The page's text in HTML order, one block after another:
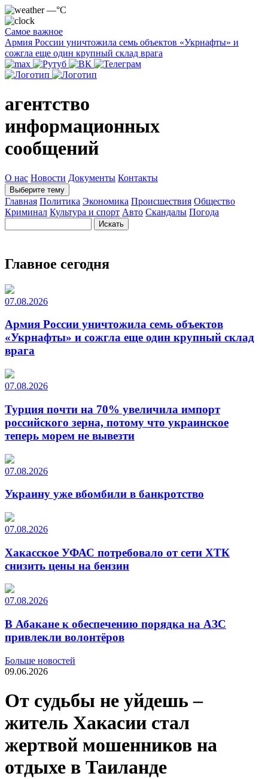
—°C
Самое важное
Армия России уничтожила семь объектов «Укрнафты» и
сожгла еще один крупный склад врага
агентство
информационных
сообщений
О нас Новости Документы Контакты
Выберите тему
Главная Политика Экономика Происшествия Общество
Криминал Культура и спорт Авто Скандалы Погода
Главное сегодня
07.08.2026
Армия России уничтожила семь объектов
«Укрнафты» и сожгла еще один крупный склад
врага
07.08.2026
Турция почти на 70% увеличила импорт
российского зерна, потому что украинское
теперь морем не вывезти
07.08.2026
Украину уже вбомбили в банкротство
07.08.2026
Хакасское УФАС потребовало от сети ХТК
снизить цены на бензин
07.08.2026
В Абакане к обеспечению порядка на АЗС
привлекли волонтёров
Больше новостей
09.06.2026
От судьбы не уйдешь –
житель Хакасии стал
жертвой мошенников на
отдыхе в Таиланде